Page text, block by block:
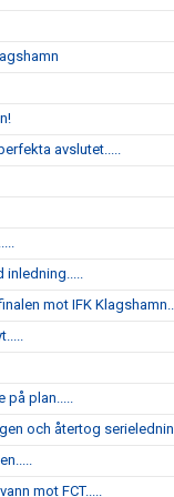
avslutet.....
inledning.....
mot IFK
på plan.....
och återtog
mot FCT.....